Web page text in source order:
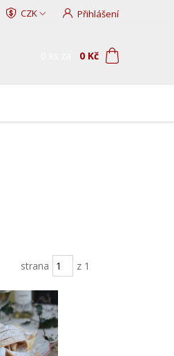
CZK Přihlášení
0 Kč
strana z 1